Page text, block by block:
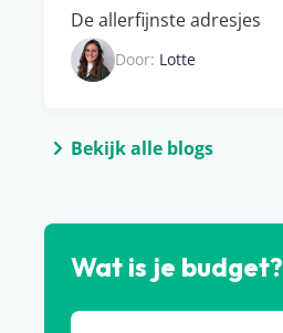
De allerfijnste adresjes
Door: Lotte
Bekijk alle blogs
Wat is je budget?